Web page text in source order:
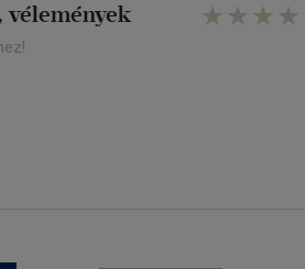
vélemények